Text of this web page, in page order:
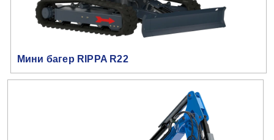
Мини багер RIPPA R22